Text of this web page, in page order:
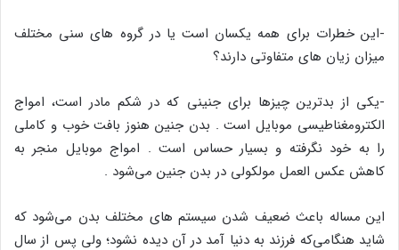
-این خطرات برای همه یکسان است یا در گروه های سنی مختلف
میزان زیان های متفاوتی دارند؟
-یکی از بدترین چیزها برای جنینی که در شکم مادر است، امواج
الکترومغناطیسی موبایل است . بدن جنین هنوز بافت خوب و کاملی
را به خود نگرفته و بسیار حساس است . امواج موبایل منجر به
کاهش عکس العمل مولکولی در بدن جنین می‌شود .
این مساله باعث ضعیف شدن سیستم های مختلف بدن می‌شود که
شاید هنگامی‌که فرزند به دنیا آمد در آن دیده نشود؛ ولی پس از سال